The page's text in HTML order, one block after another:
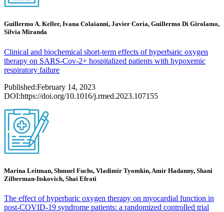
Guillermo A. Keller, Ivana Colaianni, Javier Coria, Guillermo Di Girolamo,
Silvia Miranda
Clinical and biochemical short-term effects of hyperbaric oxygen
therapy on SARS-Cov-2+ hospitalized patients with hypoxemic
respiratory failure
Published:February 14, 2023
DOI:https://doi.org/10.1016/j.rmed.2023.107155
Marina Leitman, Shmuel Fuchs, Vladimir Tyomkin, Amir Hadanny, Shani
Zilberman-Itskovich, Shai Efrati
The effect of hyperbaric oxygen therapy on myocardial function in
post-COVID-19 syndrome patients: a randomized controlled trial